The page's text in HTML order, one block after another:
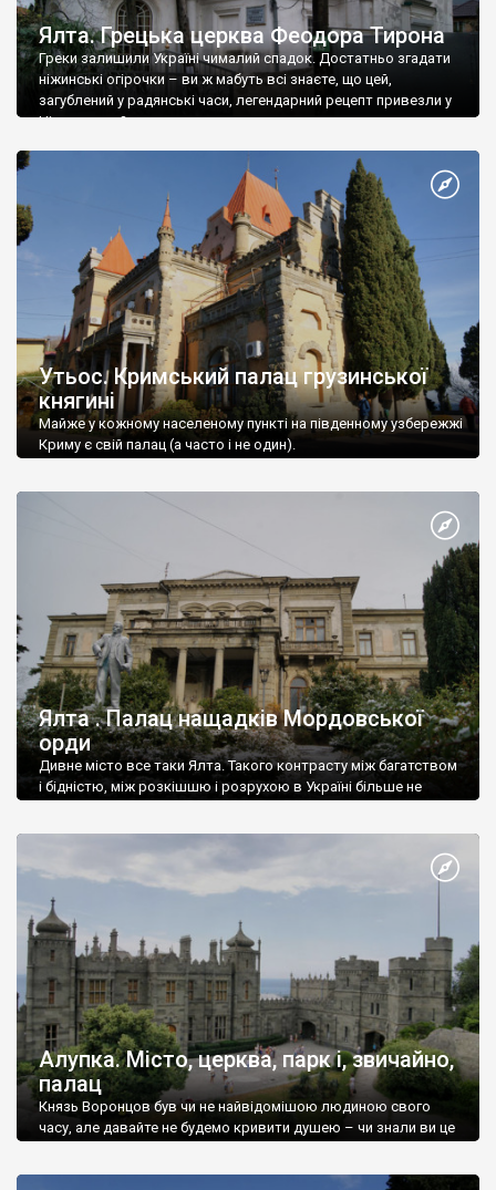
Ялта. Грецька церква Феодора Тирона
Греки залишили Україні чималий спадок. Достатньо згадати
ніжинські огірочки – ви ж мабуть всі знаєте, що цей,
загублений у радянські часи, легендарний рецепт привезли у
Ніжин греки?
Утьос. Кримський палац грузинської
княгині
Майже у кожному населеному пункті на південному узбережжі
Криму є свій палац (а часто і не один).
Ялта . Палац нащадків Мордовської
орди
Дивне місто все таки Ялта. Такого контрасту між багатством
і бідністю, між розкішшю і розрухою в Україні більше не
Алупка. Місто, церква, парк і, звичайно,
палац
Князь Воронцов був чи не найвідомішою людиною свого
часу, але давайте не будемо кривити душею – чи знали ви це